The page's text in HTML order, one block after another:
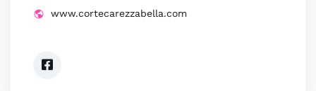
www.cortecarezzabella.com